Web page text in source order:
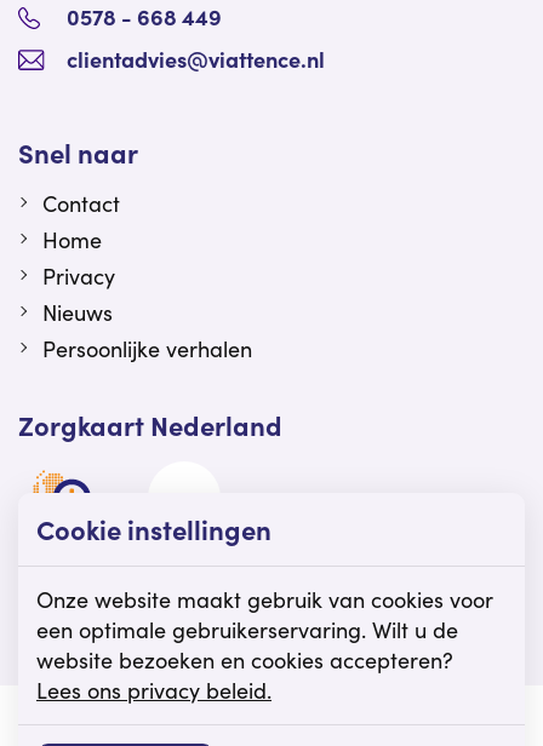
0578 - 668 449
clientadvies@viattence.nl
Snel naar
Contact
Home
Privacy
Nieuws
Persoonlijke verhalen
Zorgkaart Nederland
Viattence is gewaardeerd op Zorgkaart
Nederland.
© Viattence Privacy Disclaimer Cookie instellingen
Cookie instellingen
Onze website maakt gebruik van cookies voor
een optimale gebruikerservaring. Wilt u de
website bezoeken en cookies accepteren?
Lees ons privacy beleid.